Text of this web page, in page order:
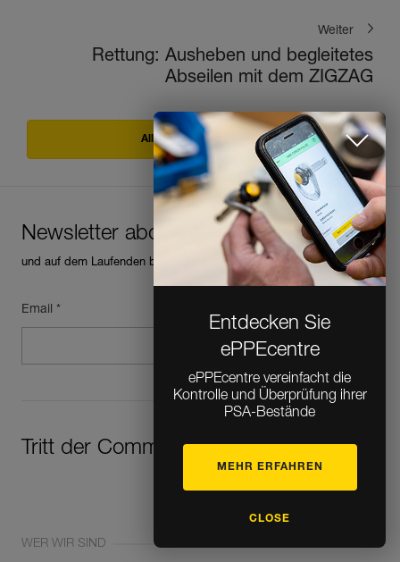
Weiter
Rettung: Ausheben und begleitetes
Abseilen mit dem ZIGZAG
Alle Techniken ansehen
Entdecken Sie
ePPEcentre
ePPEcentre vereinfacht die
Kontrolle und Überprüfung ihrer
PSA-Bestände
MEHR ERFAHREN
CLOSE
Newsletter abonnieren
und auf dem Laufenden bleiben
Email *
Tritt der Community bei!
WER WIR SIND